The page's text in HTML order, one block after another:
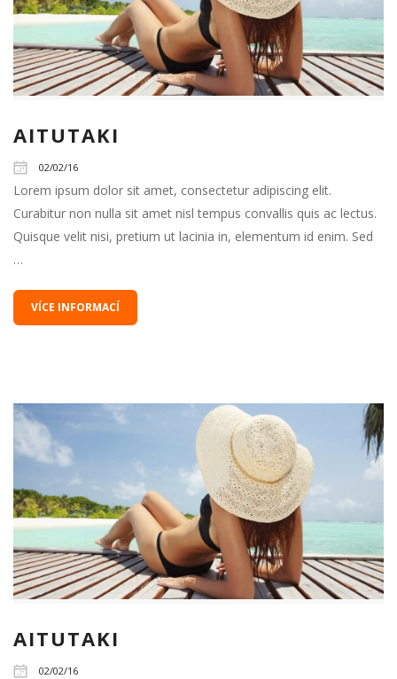
AITUTAKI
02/02/16
Lorem ipsum dolor sit amet, consectetur adipiscing elit.
Curabitur non nulla sit amet nisl tempus convallis quis ac lectus.
Quisque velit nisi, pretium ut lacinia in, elementum id enim. Sed
…
VÍCE INFORMACÍ
AITUTAKI
02/02/16